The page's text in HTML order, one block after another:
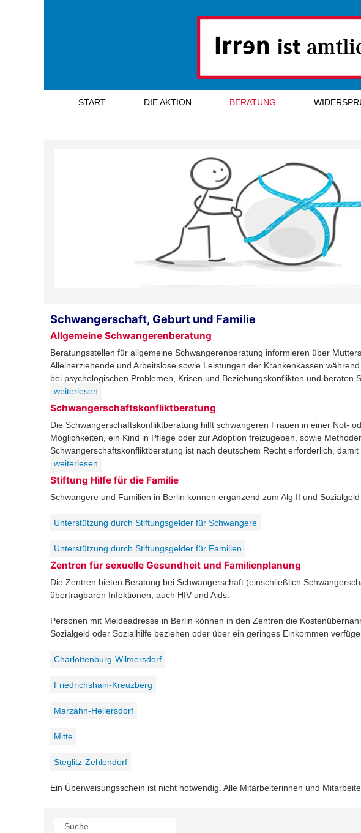
START DIE AKTION BERATUNG
Schwangerschaft, Geburt und Familie
Allgemeine Schwangerenberatung
Beratungsstellen für allgemeine Schwangerenberatung informieren über
Alleinerziehende und Arbeitslose sowie Leistungen der Krankenkassen
bei psychologischen Problemen, Krisen und Beziehungskonflikten und
weiterlesen
Schwangerschaftskonfliktberatung
Die Schwangerschaftskonfliktberatung hilft schwangeren Frauen in einer Not-
Möglichkeiten, ein Kind in Pflege oder zur Adoption freizugeben, sowie
Schwangerschaftskonfliktberatung ist nach deutschem Recht erforderlich,
weiterlesen
Stiftung Hilfe für die Familie
Schwangere und Familien in Berlin können ergänzend zum Alg II und
Unterstützung durch Stiftungsgelder für Schwangere
Unterstützung durch Stiftungsgelder für Familien
Zentren für sexuelle Gesundheit und Familienplanung
Die Zentren bieten Beratung bei Schwangerschaft (einschließlich
übertragbaren Infektionen, auch HIV und Aids.
Personen mit Meldeadresse in Berlin können in den Zentren die
Sozialgeld oder Sozialhilfe beziehen oder über ein geringes Einkommen
Charlottenburg-Wilmersdorf
Friedrichshain-Kreuzberg
Marzahn-Hellersdorf
Mitte
Steglitz-Zehlendorf
Ein Überweisungsschein ist nicht notwendig. Alle Mitarbeiterinnen und
Suchen